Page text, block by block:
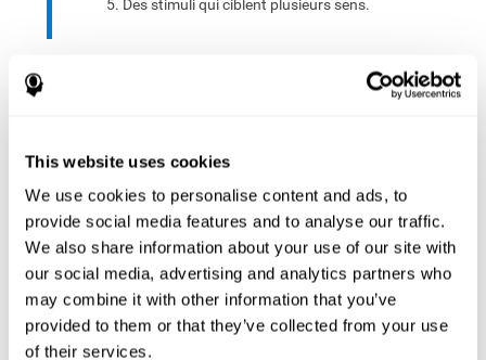
This website uses cookies
We use cookies to personalise content and ads, to
provide social media features and to analyse our traffic.
We also share information about your use of our site with
our social media, advertising and analytics partners who
may combine it with other information that you’ve
provided to them or that they’ve collected from your use
of their services.
Des stimuli qui ciblent plusieurs sens.
Un groupe de stimuli de différents types es sélectionné :
L'interface peut être utilisée sur des appareils électroniques
(ordinateurs, téléphones portables, tablettes) pour fournir
et capturer les stimuli évalués.
Le système se compose d'un dispositif d'entrée de